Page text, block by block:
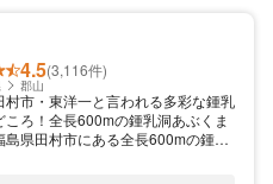
4.5(3,116件)
郡山
村市・東洋一と言われる多彩な鍾乳
ころ！全長600mの鍾乳洞あぶくま
島県田村市にある全長600mの鍾乳